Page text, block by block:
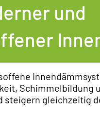
und
Schimmelbildung
steigern gleichzeitig